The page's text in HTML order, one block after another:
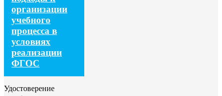
организации
учебного
процесса в
условиях
реализации
ФГОС
Удостоверение